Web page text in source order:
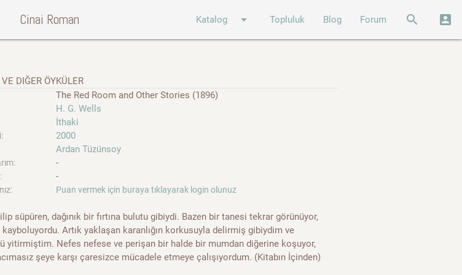
Cinai Roman Katalog arrow_drop_down Topluluk Blog Forum search account_box
DIĞER ÖYKÜLER
The Red Room and Other Stories (1896)
H. G. Wells
İthaki
2000
Ardan Tüzünsoy
-
-
Puan vermek için buraya tıklayarak login olunuz
süpüren, dağınık bir fırtına bulutu gibiydi. Bazen bir tanesi tekrar görünüyor,
Artık yaklaşan karanlığın korkusuyla delirmiş gibiydim ve
yitirmiştim. Nefes nefese ve perişan bir halde bir mumdan diğerine koşuyor,
şeye karşı çaresizce mücadele etmeye çalışıyordum. (Kitabın İçinden)